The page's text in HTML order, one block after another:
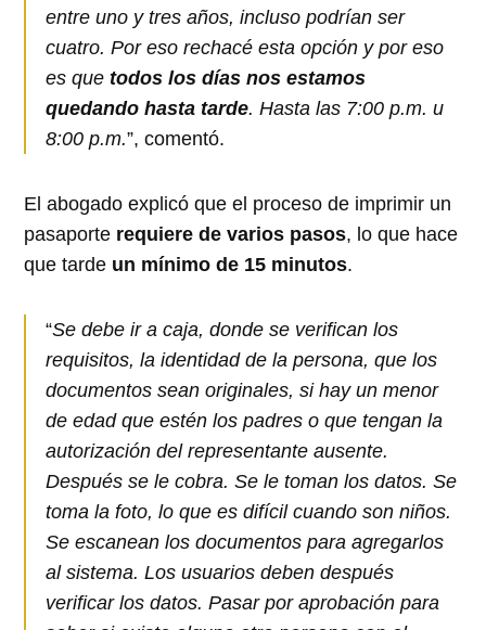
entre uno y tres años, incluso podrían ser
cuatro. Por eso rechacé esta opción y por eso
es quetodos los días nos estamos
quedando hasta tarde. Hasta las 7:00 p.m. u
8:00 p.m.”, comentó.
El abogado explicó que el proceso de imprimir un
pasaporte requiere de varios pasos, lo que hace
que tarde un mínimo de 15 minutos.
“Se debe ir a caja, donde se verifican los
requisitos, la identidad de la persona, que los
documentos sean originales, si hay un menor
de edad que estén los padres o que tengan la
autorización del representante ausente.
Después se le cobra. Se le toman los datos. Se
toma la foto, lo que es difícil cuando son niños.
Se escanean los documentos para agregarlos
al sistema. Los usuarios deben después
verificar los datos. Pasar por aprobación para